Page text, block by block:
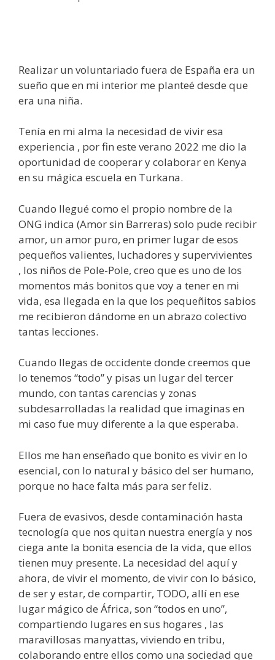
Realizar un voluntariado fuera de España era un
sueño que en mi interior me planteé desde que
era una niña.
Tenía en mi alma la necesidad de vivir esa
experiencia , por fin este verano 2022 me dio la
oportunidad de cooperar y colaborar en Kenya
en su mágica escuela en Turkana.
Cuando llegué como el propio nombre de la
ONG indica (Amor sin Barreras) solo pude recibir
amor, un amor puro, en primer lugar de esos
pequeños valientes, luchadores y supervivientes
, los niños de Pole-Pole, creo que es uno de los
momentos más bonitos que voy a tener en mi
vida, esa llegada en la que los pequeñitos sabios
me recibieron dándome en un abrazo colectivo
tantas lecciones.
Cuando llegas de occidente donde creemos que
lo tenemos “todo” y pisas un lugar del tercer
mundo, con tantas carencias y zonas
subdesarrolladas la realidad que imaginas en
mi caso fue muy diferente a la que esperaba.
Ellos me han enseñado que bonito es vivir en lo
esencial, con lo natural y básico del ser humano,
porque no hace falta más para ser feliz.
Fuera de evasivos, desde contaminación hasta
tecnología que nos quitan nuestra energía y nos
ciega ante la bonita esencia de la vida, que ellos
tienen muy presente. La necesidad del aquí y
ahora, de vivir el momento, de vivir con lo básico,
de ser y estar, de compartir, TODO, allí en ese
lugar mágico de África, son “todos en uno”,
compartiendo lugares en sus hogares , las
maravillosas manyattas, viviendo en tribu,
colaborando entre ellos como una sociedad que